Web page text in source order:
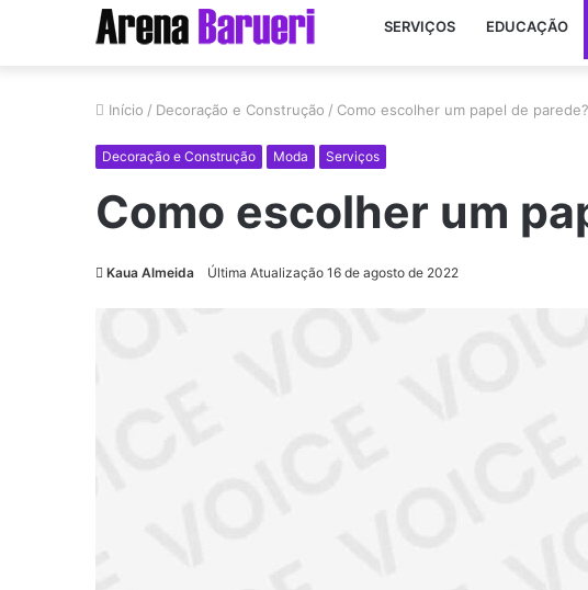
SERVIÇOS EDUCAÇÃO
Início / Decoração e Construção / Como escolher um papel de parede?
Decoração e Construção Moda Serviços
Como escolher um
Kaua Almeida Última Atualização 16 de agosto de 2022